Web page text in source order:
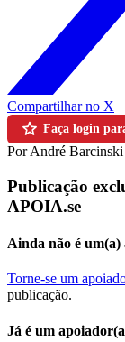
Compartilhar no X
Faça login
Por André Barcinski
Publicação
APOIA.se
Ainda não é um(a)
Torne-se um
publicação.
Já é um